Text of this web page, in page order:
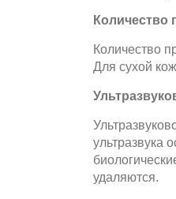
Количество
Количество
Для сухой
ультразвука
удаляются.